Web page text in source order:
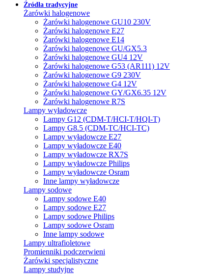
Źródła tradycyjne
Żarówki halogenowe
Żarówki halogenowe GU10 230V
Żarówki halogenowe E27
Żarówki halogenowe E14
Żarówki halogenowe GU/GX5.3
Żarówki halogenowe GU4 12V
Żarówki halogenowe G53 (AR111) 12V
Żarówki halogenowe G9 230V
Żarówki halogenowe G4 12V
Żarówki halogenowe GY/GX6.35 12V
Żarówki halogenowe R7S
Lampy wyładowcze
Lampy G12 (CDM-T/HCI-T/HQI-T)
Lampy G8.5 (CDM-TC/HCI-TC)
Lampy wyładowcze E27
Lampy wyładowcze E40
Lampy wyładowcze RX7S
Lampy wyładowcze Philips
Lampy wyładowcze Osram
Inne lampy wyładowcze
Lampy sodowe
Lampy sodowe E40
Lampy sodowe E27
Lampy sodowe Philips
Lampy sodowe Osram
Inne lampy sodowe
Lampy ultrafioletowe
Promienniki podczerwieni
Żarówki specjalistyczne
Lampy studyjne